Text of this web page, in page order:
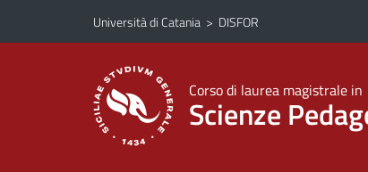
Vai al contenuto principale
Vai al menu di navigazione
Università di Catania > DISFOR
Corso di laurea magistrale in
Scienze